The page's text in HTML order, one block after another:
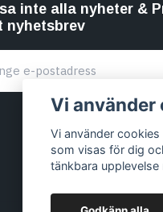
inte alla nyheter &
nyhetsbrev
Vi använder
Vi använder
som visas för dig
tänkbara